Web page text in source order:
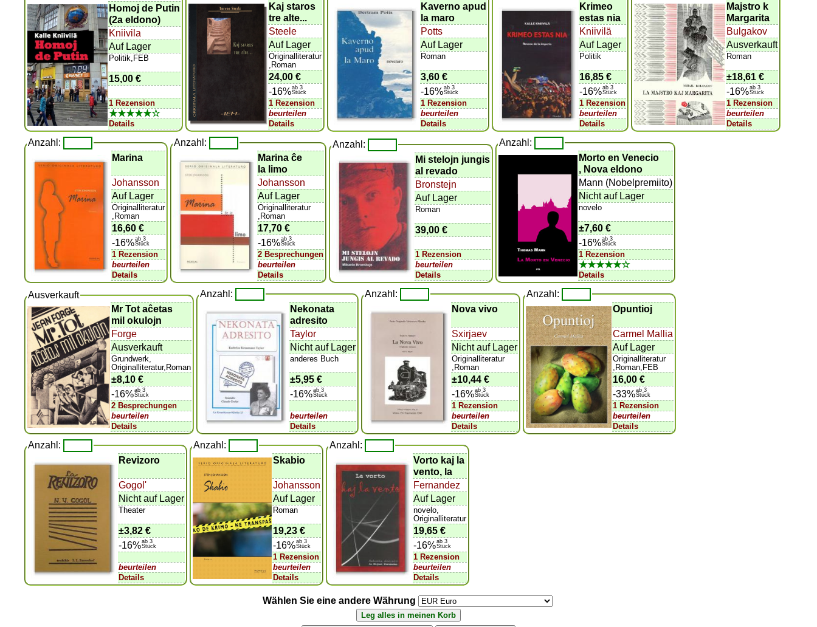
Homoj de Putin
(2a eldono)
Kniivila
Auf Lager
Politik,FEB
15,00 €
1 Rezension
★★★★★☆
Details
Kaj staros
tre alte...
Steele
Auf Lager
Originalliteratur
,Roman
24,00 €
-16%ab 3
Stück
1 Rezension
beurteilen
Details
Kaverno apud
la maro
Potts
Auf Lager
Roman
3,60 €
-16%ab 3
Stück
1 Rezension
beurteilen
Details
Krimeo
estas nia
Kniivilä
Auf Lager
Politik
16,85 €
-16%ab 3
Stück
1 Rezension
beurteilen
Details
Majstro k
Margarita
Bulgakov
Ausverkauft
Roman
±18,61 €
-16%ab 3
Stück
1 Rezension
beurteilen
Details
Anzahl:
Marina
Johansson
Auf Lager
Originalliteratur
,Roman
16,60 €
-16%ab 3
Stück
1 Rezension
beurteilen
Details
Anzahl:
Marina ĉe
la limo
Johansson
Auf Lager
Originalliteratur
,Roman
17,70 €
-16%ab 3
Stück
2 Besprechungen
beurteilen
Details
Anzahl:
Mi stelojn jungis
al revado
Bronstejn
Auf Lager
Roman
39,00 €
1 Rezension
beurteilen
Details
Anzahl:
Morto en Venecio
, Nova eldono
Mann (Nobelpremiito)
Nicht auf Lager
novelo
±7,60 €
-16%ab 3
Stück
1 Rezension
★★★★★☆
Details
Ausverkauft
Mr Tot aĉetas
mil okulojn
Forge
Ausverkauft
Grundwerk,
Originalliteratur,Roman
±8,10 €
-16%ab 3
Stück
2 Besprechungen
beurteilen
Details
Anzahl:
Nekonata
adresito
Taylor
Nicht auf Lager
anderes Buch
±5,95 €
-16%ab 3
Stück
beurteilen
Details
Anzahl:
Nova vivo
Sxirjaev
Nicht auf Lager
Originalliteratur
,Roman
±10,44 €
-16%ab 3
Stück
1 Rezension
beurteilen
Details
Anzahl:
Opuntioj
Carmel Mallia
Auf Lager
Originalliteratur
,Roman,FEB
16,00 €
-33%ab 3
Stück
1 Rezension
beurteilen
Details
Anzahl:
Revizoro
Gogol'
Nicht auf Lager
Theater
±3,82 €
-16%ab 3
Stück
beurteilen
Details
Anzahl:
Skabio
Johansson
Auf Lager
Roman
19,23 €
-16%ab 3
Stück
1 Rezension
beurteilen
Details
Anzahl:
Vorto kaj la
vento, la
Fernandez
Auf Lager
novelo,
Originalliteratur
19,65 €
-16%ab 3
Stück
1 Rezension
beurteilen
Details
Wählen Sie eine andere Währung